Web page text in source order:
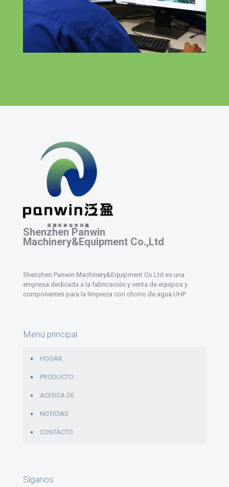
Shenzhen Panwin
Machinery&Equipment Co.,Ltd
Shenzhen Panwin Machinery&Equipment Co.Ltd es una
empresa dedicada a la fabricación y venta de equipos y
componentes para la limpieza con chorro de agua UHP.
Menú principal
HOGAR
PRODUCTO
ACERCA DE
NOTICIAS
CONTACTO
Síganos